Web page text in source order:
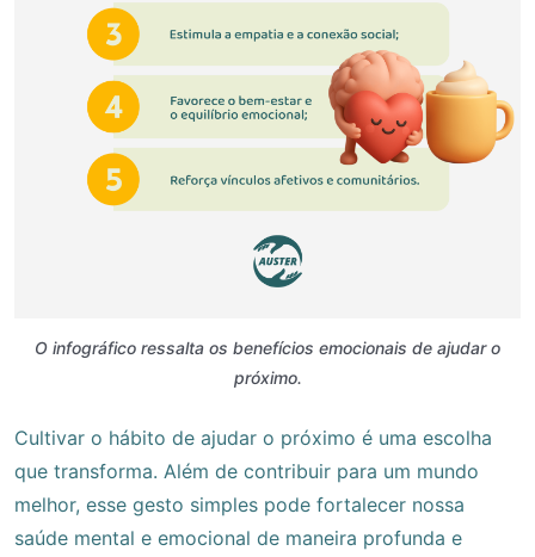
O infográfico ressalta os benefícios emocionais de ajudar o
próximo.
Cultivar o hábito de ajudar o próximo é uma escolha
que transforma. Além de contribuir para um mundo
melhor, esse gesto simples pode fortalecer nossa
saúde mental e emocional de maneira profunda e